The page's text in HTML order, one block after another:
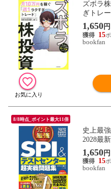
ズボラ
ぎトレ
1,650円
15
bookfan
8/8時点_ポイント最大11倍
史上最
2028最
1,650円
15
bookfan